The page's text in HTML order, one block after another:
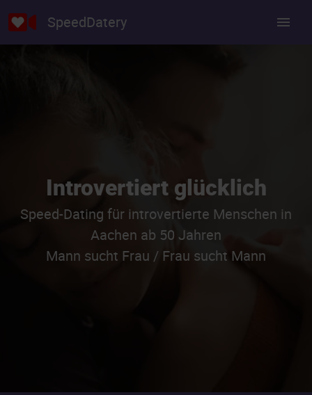
SpeedDatery
Introvertiert glücklich
Speed-Dating für introvertierte Menschen in
Aachen ab 50 Jahren
Mann sucht Frau / Frau sucht Mann